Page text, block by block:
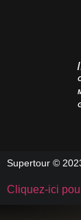
Supertour ©
Cliquez-ici